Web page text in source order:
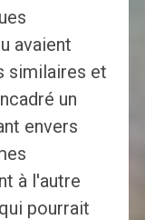
avaient
similaires et
un
envers
à l'autre
pourrait